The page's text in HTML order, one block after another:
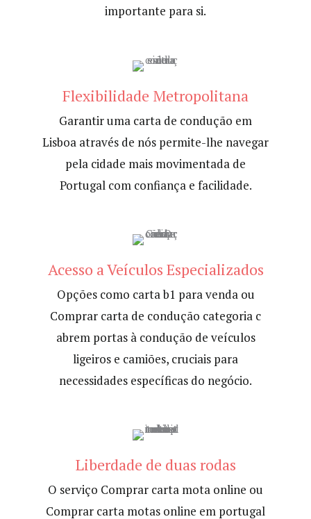
importante para si.
Flexibilidade Metropolitana
Garantir uma carta de condução em
Lisboa através de nós permite-lhe navegar
pela cidade mais movimentada de
Portugal com confiança e facilidade.
Acesso a Veículos Especializados
Opções como carta b1 para venda ou
Comprar carta de condução categoria c
abrem portas à condução de veículos
ligeiros e camiões, cruciais para
necessidades específicas do negócio.
Liberdade de duas rodas
O serviço Comprar carta mota online ou
Comprar carta motas online em portugal